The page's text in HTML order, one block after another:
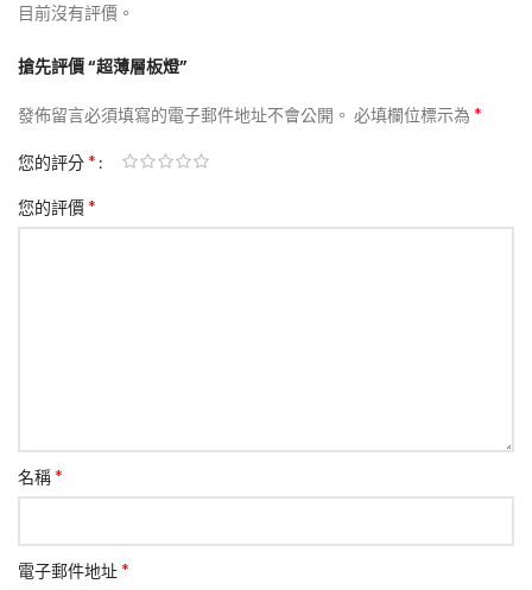
目前沒有評價。
搶先評價 “超薄層板燈”
發佈留言必須填寫的電子郵件地址不會公開。 必填欄位標示為 *
您的評分*
您的評價*
名稱*
電子郵件地址*